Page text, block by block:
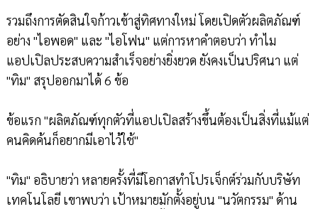
รวมถึงการตัดสินใจก้าวเข้าสู่ทิศทางใหม่ โดยเปิดตัวผลิตภัณฑ์
อย่าง "ไอพอด" และ "ไอโฟน" แต่การหาคำตอบว่า ทำไม
แอปเปิลประสบความสำเร็จอย่างยิ่งยวด ยังคงเป็นปริศนา แต่
"ทิม" สรุปออกมาได้ 6 ข้อ
ข้อแรก "ผลิตภัณฑ์ทุกตัวที่แอปเปิลสร้างขึ้นต้องเป็นสิ่งที่แม้แต่
คนคิดค้นก็อยากมีเอาไว้ใช้"
"ทิม" อธิบายว่า หลายครั้งที่มีโอกาสทำโปรเจ็กต์ร่วมกับบริษัท
เทคโนโลยี เขาพบว่า เป้าหมายมักตั้งอยู่บน "นวัตกรรม" ด้าน